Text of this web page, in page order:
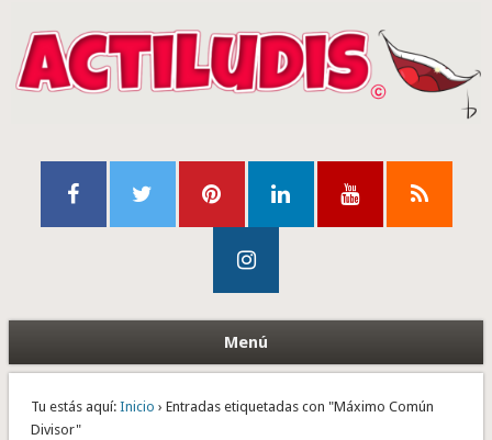
Menú
Tu estás aquí: Inicio › Entradas etiquetadas con "Máximo Común
Divisor"